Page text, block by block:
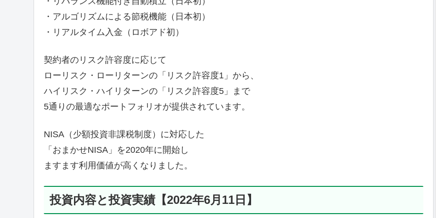
・アルゴリズムによる節税機能（日本初）
・リアルタイム入金（ロボアド初）
契約者のリスク許容度に応じて
ローリスク・ローリターンの「リスク許容度1」から、
ハイリスク・ハイリターンの「リスク許容度5」まで
5通りの最適なポートフォリオが提供されています。
NISA（少額投資非課税制度）に対応した
「おまかせNISA」を2020年に開始し
ますます利用価値が高くなりました。
投資内容と投資実績【2022年6月11日】